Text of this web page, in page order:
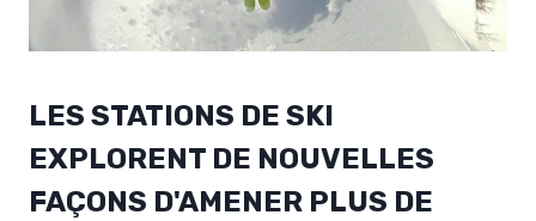
LES STATIONS DE SKI
EXPLORENT DE NOUVELLES
FAÇONS D'AMENER PLUS DE